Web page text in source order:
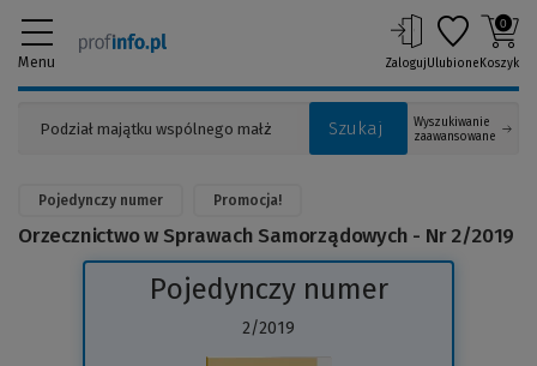
Menu
Szukaj
Wyszukiwanie
zaawansowane
ZalogujUlubione
0
Koszyk
Pojedynczy numer Promocja!
Orzecznictwo w Sprawach Samorządowych - Nr 2/2019
Pojedynczy numer
2/2019